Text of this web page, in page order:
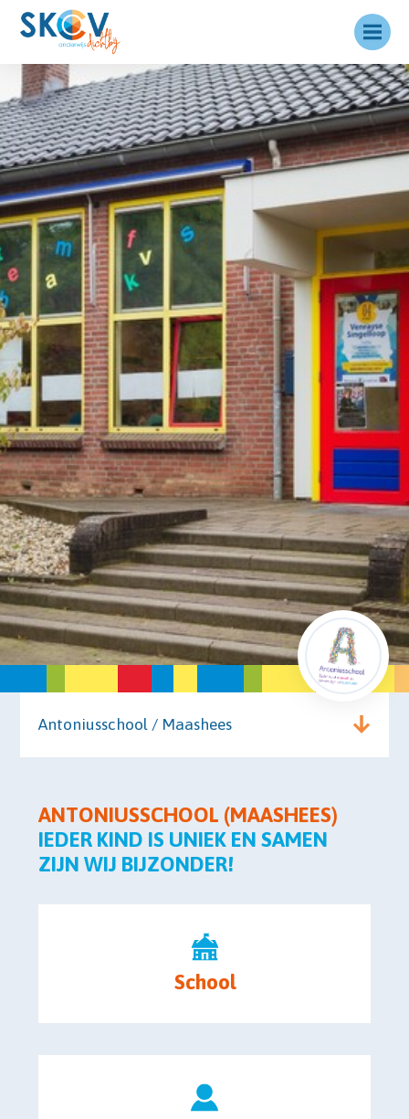
Antoniusschool / Maashees
ANTONIUSSCHOOL (MAASHEES)
IEDER KIND IS UNIEK EN SAMEN
ZIJN WIJ BIJZONDER!
School